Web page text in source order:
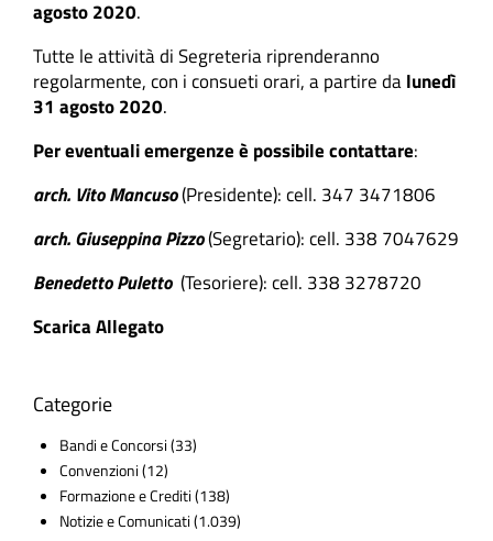
agosto 2020.
Tutte le attività di Segreteria riprenderanno
regolarmente, con i consueti orari, a partire dalunedì
31 agosto 2020.
Per eventuali emergenze è possibile contattare:
arch. Vito Mancuso(Presidente):cell. 347 3471806
arch. Giuseppina Pizzo(Segretario): cell. 338 7047629
Benedetto Puletto(Tesoriere): cell. 338 3278720
Scarica Allegato
Categorie
Bandi e Concorsi(33)
Convenzioni(12)
Formazione e Crediti(138)
Notizie e Comunicati(1.039)